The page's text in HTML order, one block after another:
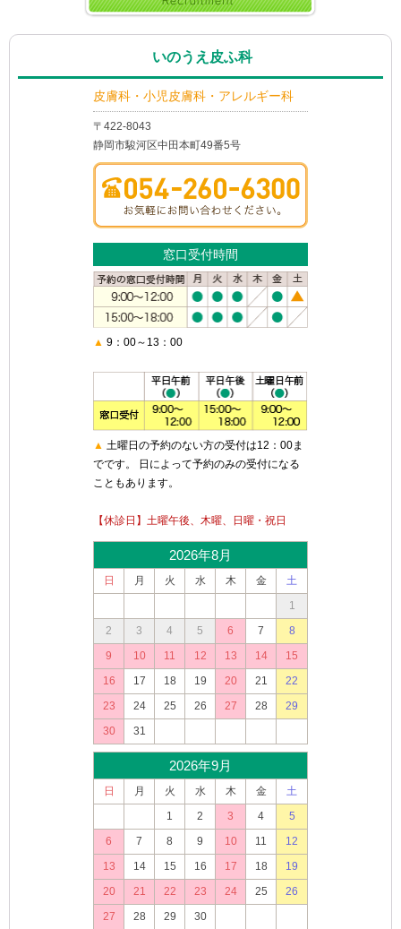
いのうえ皮ふ科
皮膚科・小児皮膚科・アレルギー科
〒422-8043
静岡市駿河区中田本町49番5号
窓口受付時間
▲ 9：00～13：00
▲ 土曜日の予約のない方の受付は12：00ま
でです。 日によって予約のみの受付になる
こともあります。
【休診日】土曜午後、木曜、日曜・祝日
2026年8月
日 月 火 水 木 金
土
1
2
3 4 5 6 7
8
9
10 11 12 13 14
15
16
17 18 19 20 21
22
23
24 25 26 27 28
29
30
31
2026年9月
日 月 火 水 木 金
土
1
2 3 4
5
6
7 8 9 10 11
12
13
14 15 16 17 18
19
20
21 22 23 24 25
26
27
28 29 30